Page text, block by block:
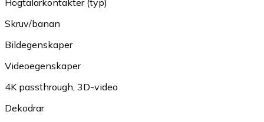
Skruv/banan
Bildegenskaper
Videoegenskaper
4K passthrough 3D-video
Dekodrar